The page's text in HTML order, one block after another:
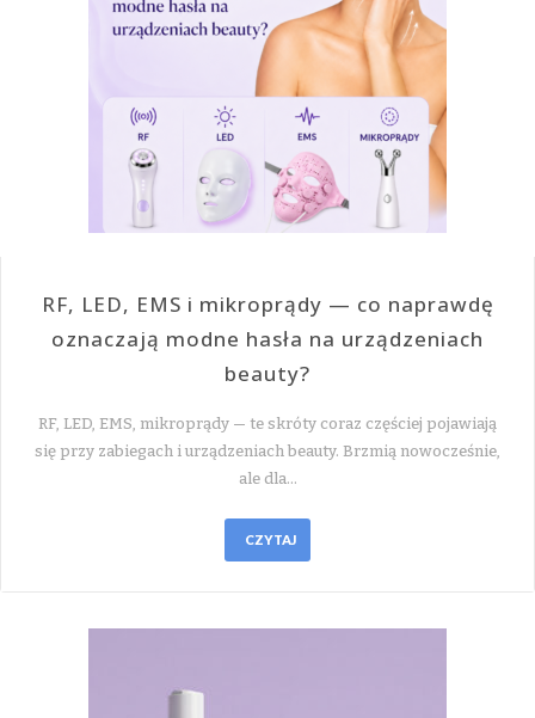
RF, LED, EMS i mikroprądy — co naprawdę
oznaczają modne hasła na urządzeniach
beauty?
RF, LED, EMS, mikroprądy — te skróty coraz częściej pojawiają
się przy zabiegach i urządzeniach beauty. Brzmią nowocześnie,
ale dla…
CZYTAJ